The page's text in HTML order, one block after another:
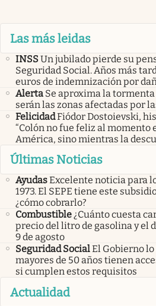
Las más leidas
INSSUn jubilado pierde su
Seguridad Social. Años más
euros de indemnización por
Alerta Se aproxima la
serán las zonas afectadas por
FelicidadFiódor Dostoievski,
“Colón no fue feliz al momento
América, sino mientras la
Últimas Noticias
AyudasExcelente noticia para
1973. El SEPE tiene este
¿cómo cobrarlo?
Combustible¿Cuánto cuesta
precio del litro de gasolina y el
9 de agosto
Seguridad SocialEl Gobierno
mayores de 50 años tienen
si cumplen estos requisitos
Actualidad